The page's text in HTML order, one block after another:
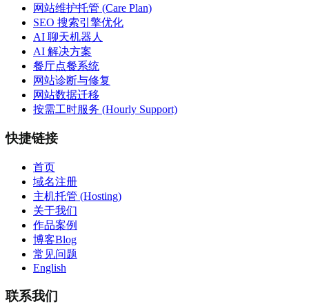
网站维护托管 (Care Plan)
SEO 搜索引擎优化
AI 聊天机器人
AI 解决方案
餐厅点餐系统
网站诊断与修复
网站数据迁移
按需工时服务 (Hourly Support)
快捷链接
首页
域名注册
主机托管 (Hosting)
关于我们
作品案例
博客Blog
常见问题
English
联系我们